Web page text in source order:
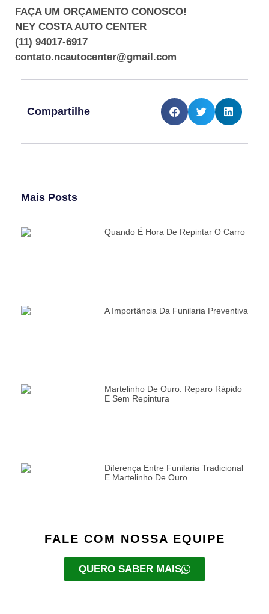
FAÇA UM ORÇAMENTO CONOSCO!
NEY COSTA AUTO CENTER
(11) 94017-6917
contato.ncautocenter@gmail.com
Compartilhe
Mais Posts
Quando É Hora De Repintar O Carro
A Importância Da Funilaria Preventiva
Martelinho De Ouro: Reparo Rápido
E Sem Repintura
Diferença Entre Funilaria Tradicional
E Martelinho De Ouro
FALE COM NOSSA EQUIPE
QUERO SABER MAIS